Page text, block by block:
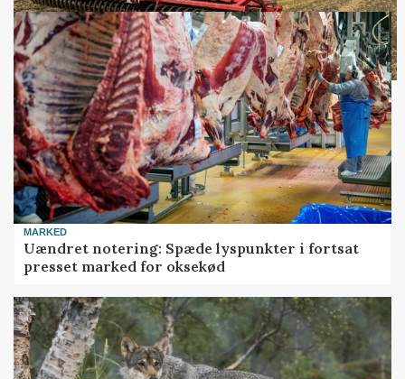
MARKED
Uændret notering: Spæde lyspunkter i fortsat
presset marked for oksekød